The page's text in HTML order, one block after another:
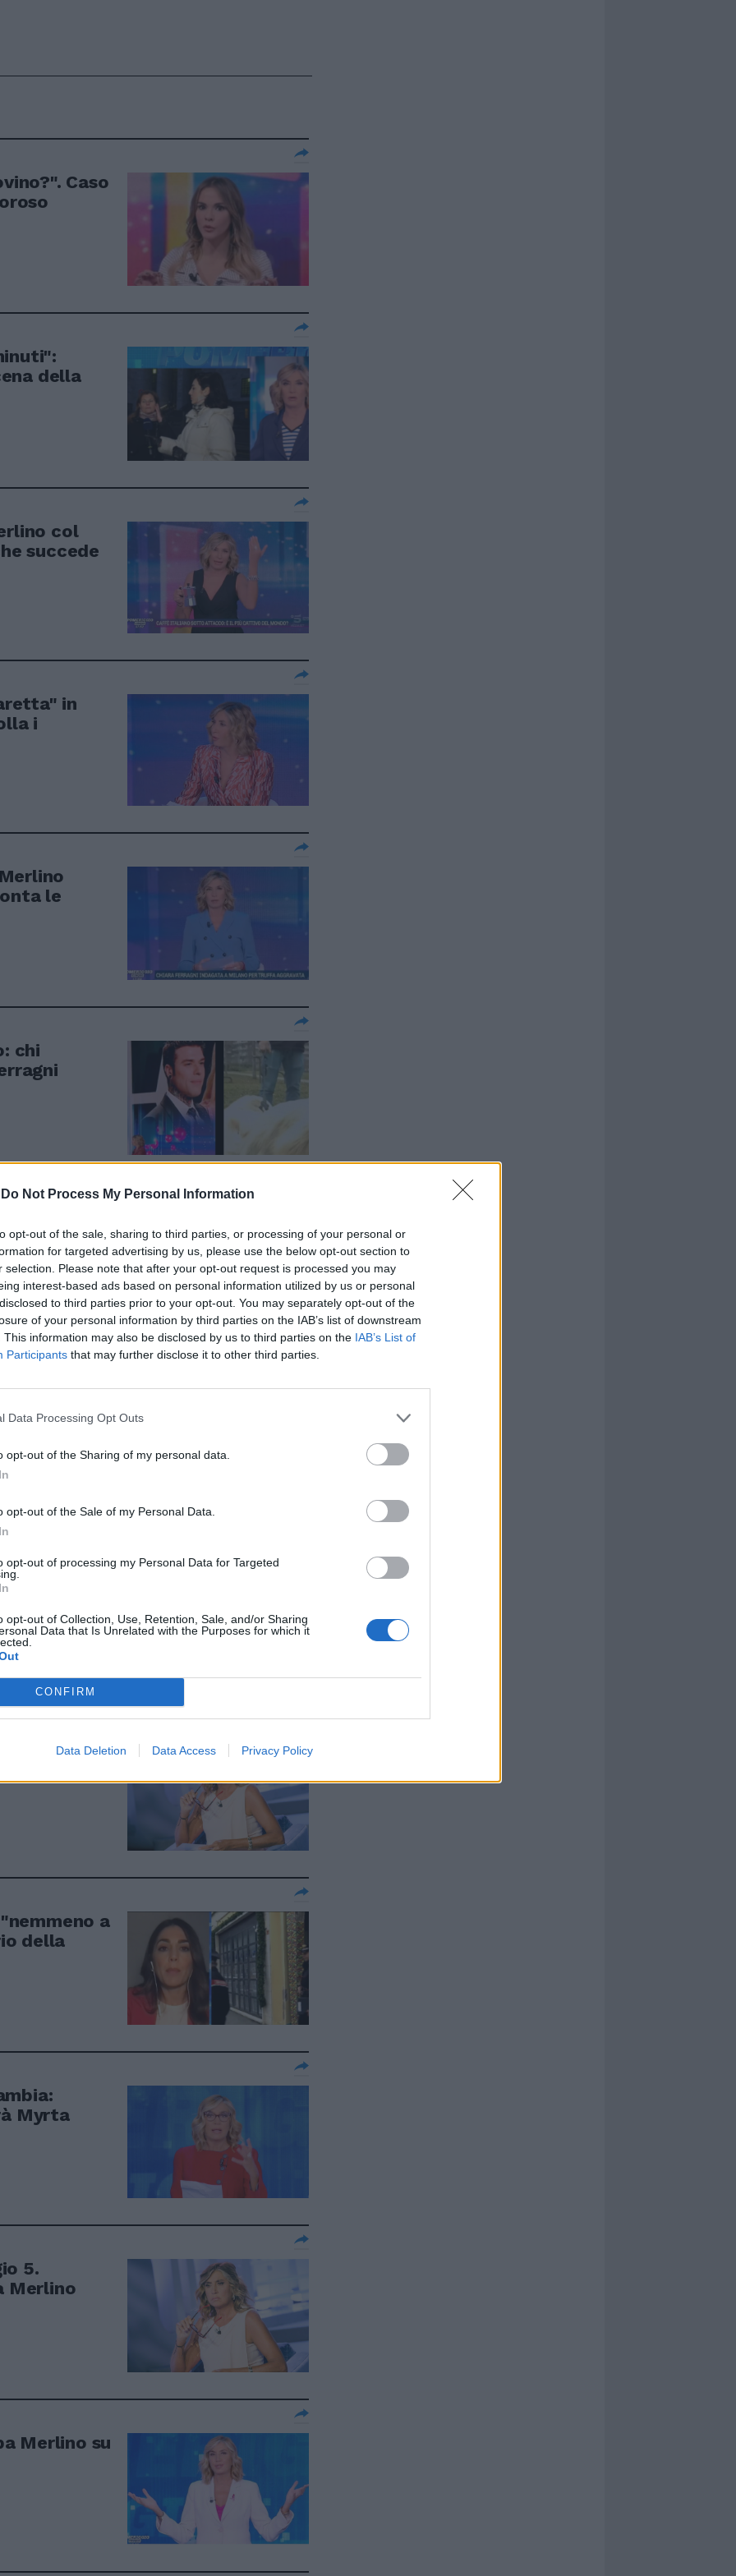
Do Not Process My Personal Information
opt-out of the sale, sharing to third parties, or processing of your personal or
for targeted advertising by us, please use the below opt-out section to
selection. Please note that after your opt-out request is processed you may
interest-based ads based on personal information utilized by us or personal
to third parties prior to your opt-out. You may separately opt-out of the
of your personal information by third parties on the IAB’s list of downstream
This information may also be disclosed by us to third parties on the IAB’s List of
Participants that may further disclose it to other third parties.
Data Processing Opt Outs
opt-out of the Sharing of my personal data.
opt-out of the Sale of my Personal Data.
opt-out of processing my Personal Data for Targeted
opt-out of Collection, Use, Retention, Sale, and/or Sharing
Data that Is Unrelated with the Purposes for which it
CONFIRM
Data Deletion Data Access Privacy Policy
Caso
della
col
succede
in
i
le
chi
Giorgi a
sul
siti"
di
choc
a
della
Myrta
5.
Merlino
Merlino su